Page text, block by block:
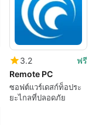
3.2
ฟรี
Remote PC
ซอฟต์แวร์เดสก์ท็อประ
ยะไกลที่ปลอดภัย